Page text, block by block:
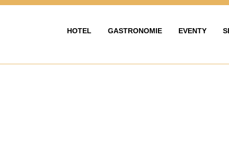
HOTEL GASTRONOMIE EVENTY